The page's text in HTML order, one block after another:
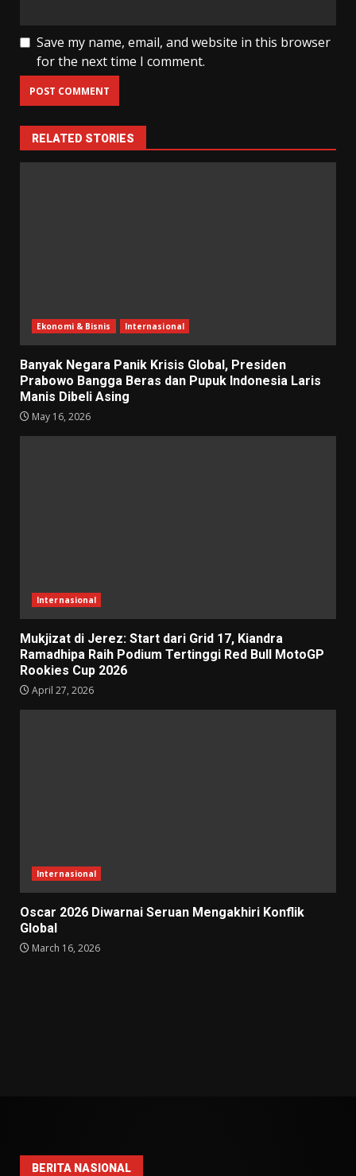
Save my name, email, and website in this browser
for the next time I comment.
RELATED STORIES
Ekonomi & Bisnis Internasional
Banyak Negara Panik Krisis Global, Presiden
Prabowo Bangga Beras dan Pupuk Indonesia Laris
Manis Dibeli Asing
May 16, 2026
Internasional
Mukjizat di Jerez: Start dari Grid 17, Kiandra
Ramadhipa Raih Podium Tertinggi Red Bull MotoGP
Rookies Cup 2026
April 27, 2026
Internasional
Oscar 2026 Diwarnai Seruan Mengakhiri Konflik
Global
March 16, 2026
BERITA NASIONAL